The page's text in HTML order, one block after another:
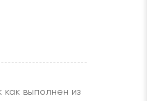
выполнен из